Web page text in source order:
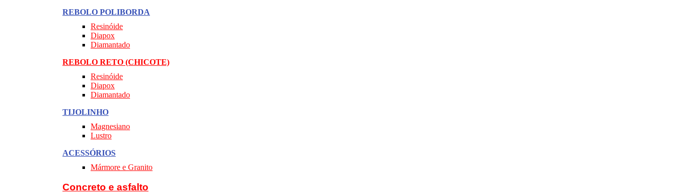
REBOLO POLIBORDA
Resinóide
Diapox
Diamantado
REBOLO RETO (CHICOTE)
Resinóide
Diapox
Diamantado
TIJOLINHO
Magnesiano
Lustro
ACESSÓRIOS
Mármore e Granito
Concreto e asfalto